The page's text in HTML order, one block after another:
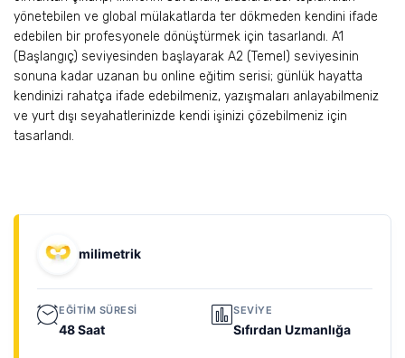
yönetebilen ve global mülakatlarda ter dökmeden kendini ifade
edebilen bir profesyonele dönüştürmek için tasarlandı. A1
(Başlangıç) seviyesinden başlayarak A2 (Temel) seviyesinin
sonuna kadar uzanan bu online eğitim serisi; günlük hayatta
kendinizi rahatça ifade edebilmeniz, yazışmaları anlayabilmeniz
ve yurt dışı seyahatlerinizde kendi işinizi çözebilmeniz için
tasarlandı.
milimetrik
EĞITIM SÜRESI
48 Saat
SEVIYE
Sıfırdan Uzmanlığa